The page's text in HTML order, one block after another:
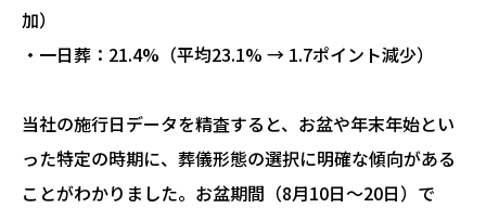
加）
・一日葬：21.4%（平均23.1% → 1.7ポイント減少）
当社の施行日データを精査すると、お盆や年末年始とい
った特定の時期に、葬儀形態の選択に明確な傾向がある
ことがわかりました。お盆期間（8月10日〜20日）で